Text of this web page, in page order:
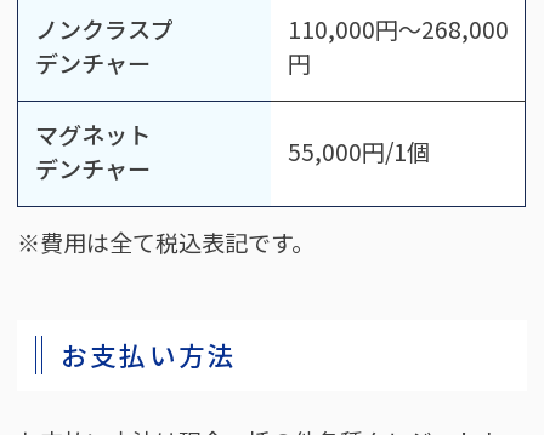
ノンクラスプ
デンチャー
110,000円～268,000
円
マグネット
デンチャー
55,000円/1個
※費用は全て税込表記です。
お支払い方法